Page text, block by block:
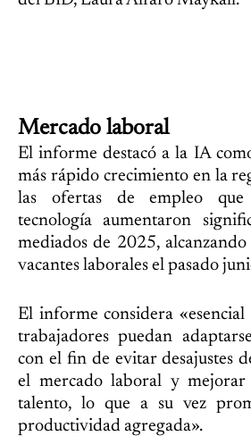
Mercado laboral
El informe destacó a la IA
más rápido crecimiento en la
las ofertas de empleo que
tecnología aumentaron
mediados de 2025,
vacantes laborales el pasado
El informe considera
trabajadores puedan
con el fin de evitar desajustes
el mercado laboral y mejorar
talento, lo que a su vez
productividad agregada».